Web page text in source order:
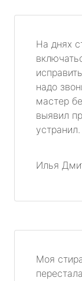
На днях
надо
мастер
выявил
Илья
Моя